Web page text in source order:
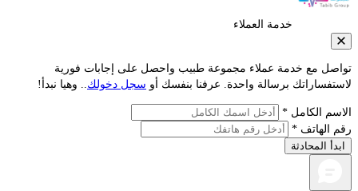
خدمة العملاء
مع خدمة عملاء مجموعة طبيب واحصل على إجابات فورية
برسالة واحدة. عرفنا بنفسك أوسجل دخولك.. وهيا نبدأ!
الكامل *
الهاتف *
المحادثة